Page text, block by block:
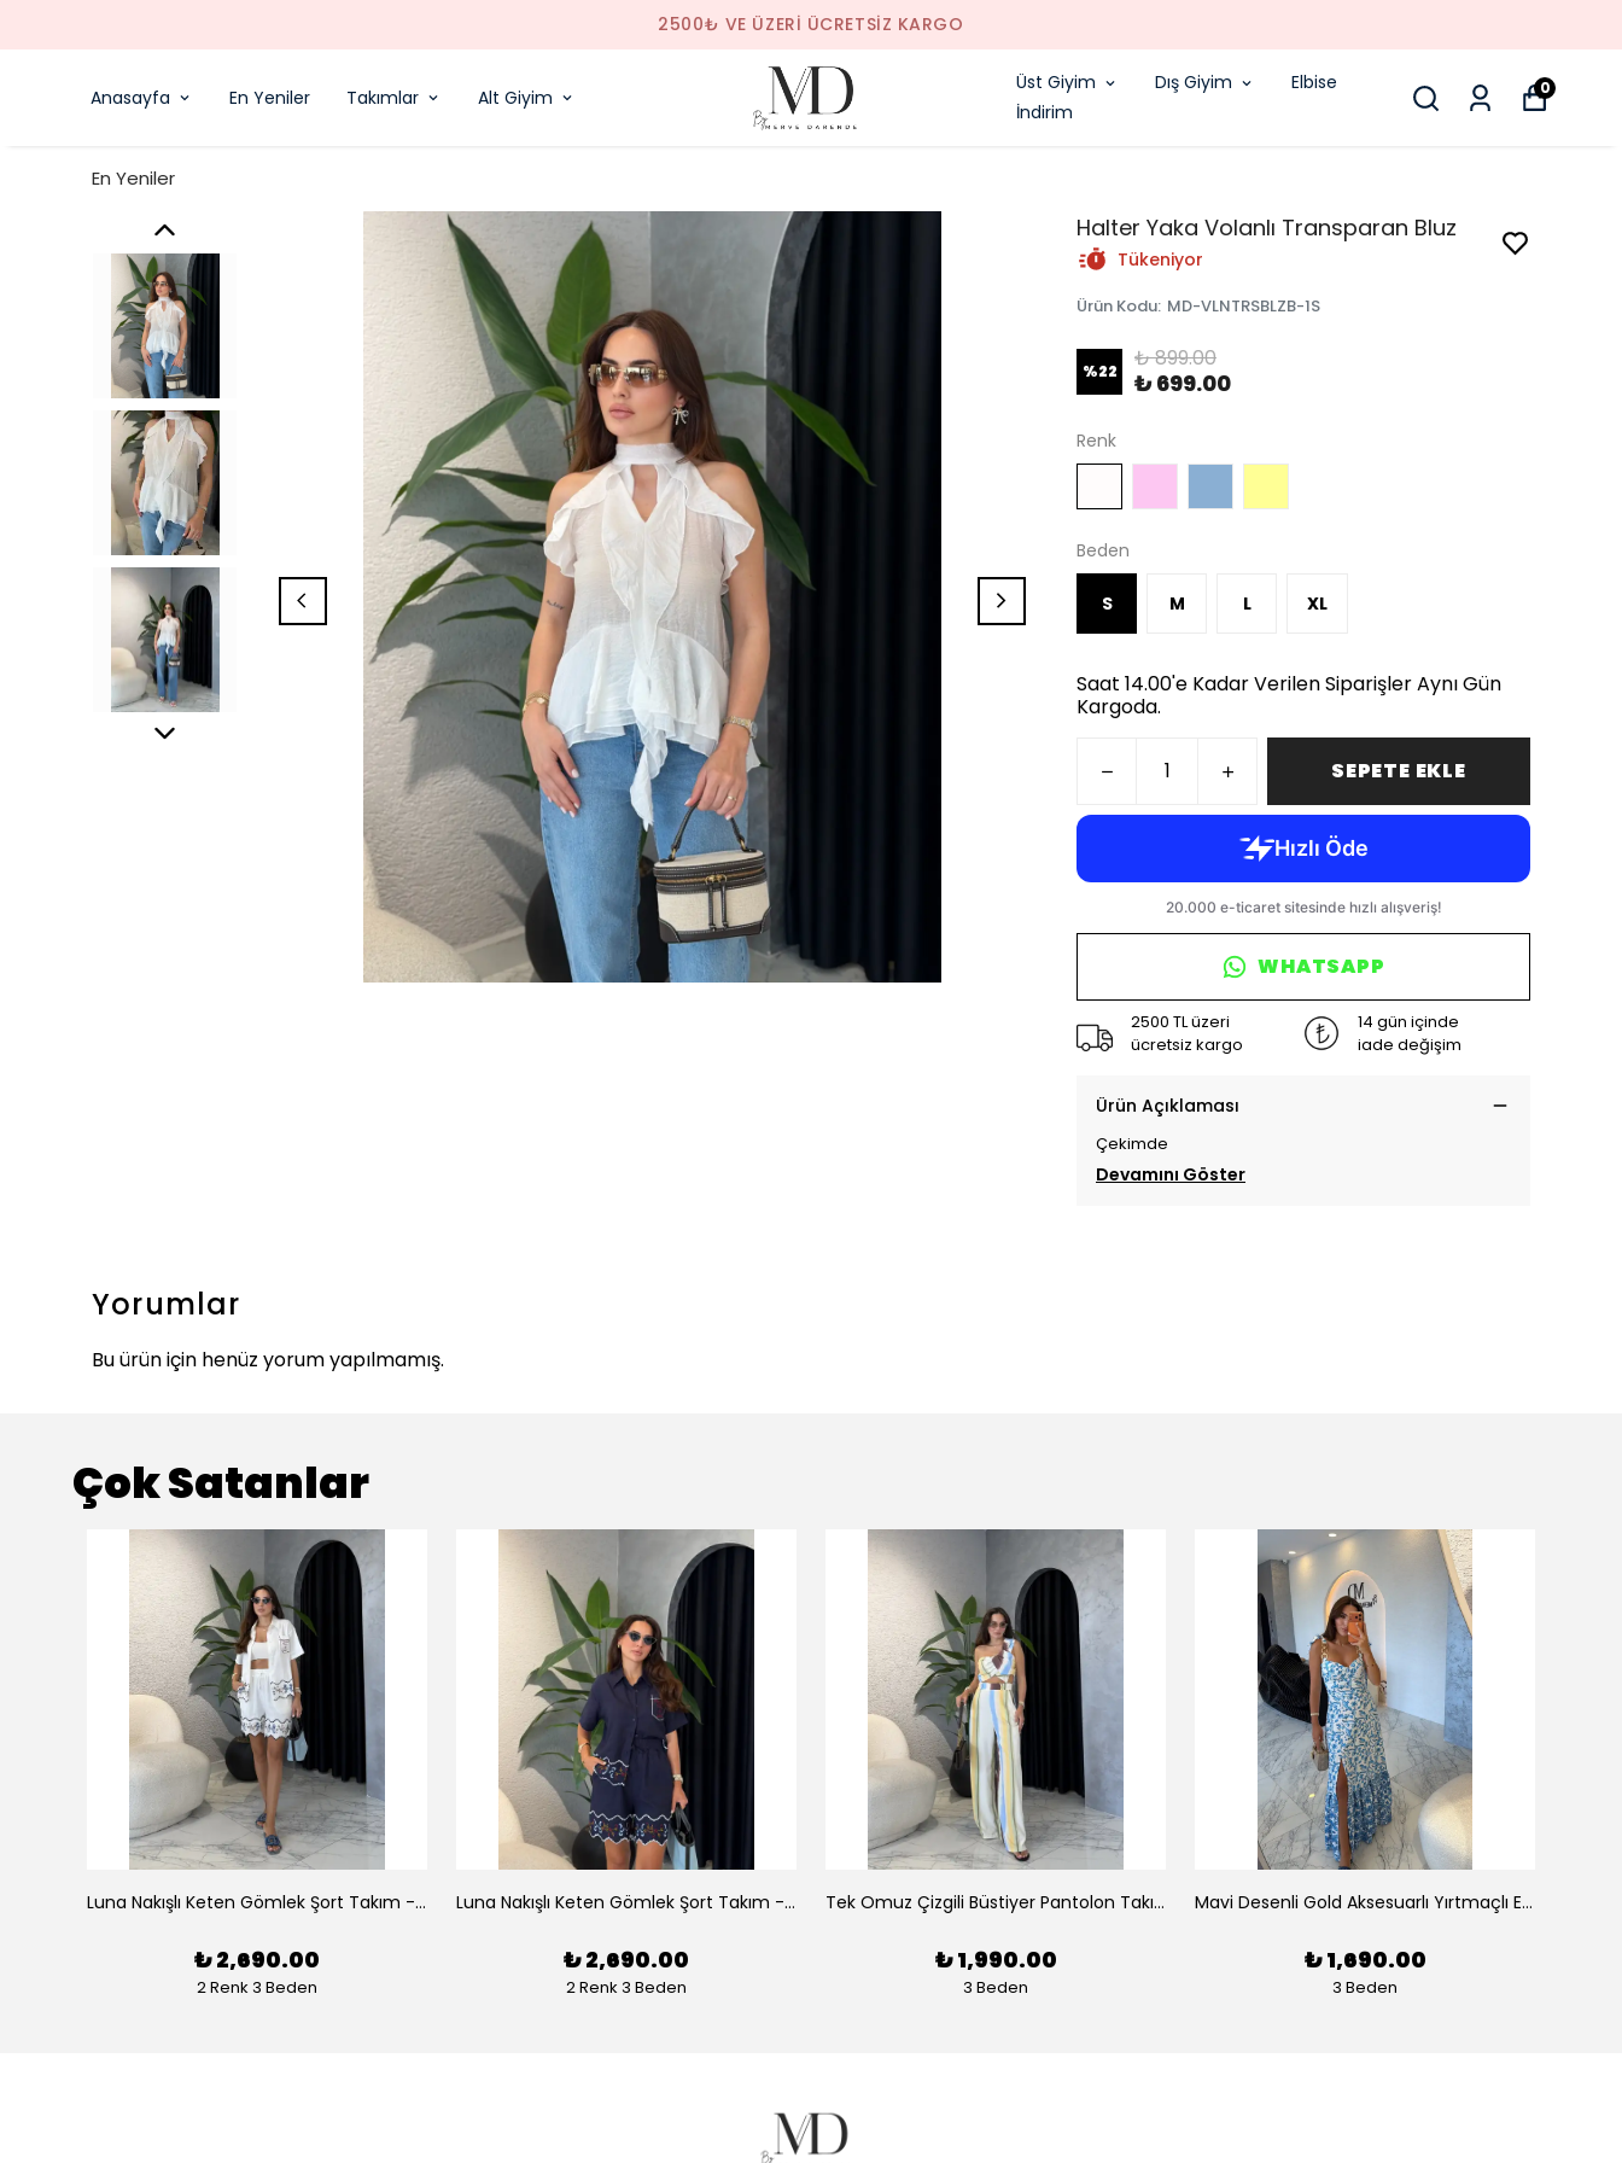
SAAT 14.00'E KADAR VERILEN SIPARIŞLER AYNI GÜN KARGODA!
Anasayfa En Yeniler Takımlar Alt Giyim
Üst Giyim Dış Giyim
Elbise
İndirim
0
En Yeniler
Halter Yaka Volanlı Transparan Bluz
Tükeniyor
Ürün Kodu: MD-VLNTRSBLZB-1S
%22 ₺ 899.00
₺ 699.00
Renk
Beden
S M L XL
Saat 14.00'e Kadar Verilen Siparişler Aynı Gün
Kargoda.
SEPETE EKLE
WHATSAPP
2500 TL üzeri
ücretsiz kargo
14 gün içinde
iade değişim
Ürün Açıklaması
Çekimde
Devamını Göster
Yorumlar
Bu ürün için henüz yorum yapılmamış.
Çok Satanlar
Luna Nakışlı Keten Gömlek Şort Takım - Beyaz
₺ 2,690.00
2 Renk 3 Beden
Luna Nakışlı Keten Gömlek Şort Takım - Lacivert
₺ 2,690.00
2 Renk 3 Beden
Tek Omuz Çizgili Büstiyer Pantolon Takım
₺ 1,990.00
3 Beden
Mavi Desenli Gold Aksesuarlı Yırtmaçlı Elbise
₺ 1,690.00
3 Beden